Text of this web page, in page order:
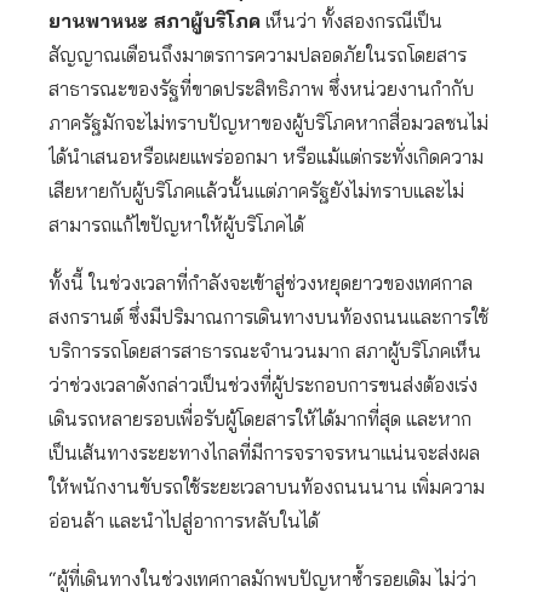
ยานพาหนะ สภาผู้บริโภค เห็นว่า ทั้งสองกรณีเป็น
สัญญาณเตือนถึงมาตรการความปลอดภัยในรถโดยสาร
สาธารณะของรัฐที่ขาดประสิทธิภาพ ซึ่งหน่วยงานกำกับ
ภาครัฐมักจะไม่ทราบปัญหาของผู้บริโภคหากสื่อมวลชนไม่
ได้นำเสนอหรือเผยแพร่ออกมา หรือแม้แต่กระทั่งเกิดความ
เสียหายกับผู้บริโภคแล้วนั้นแต่ภาครัฐยังไม่ทราบและไม่
สามารถแก้ไขปัญหาให้ผู้บริโภคได้
ทั้งนี้ ในช่วงเวลาที่กำลังจะเข้าสู่ช่วงหยุดยาวของเทศกาล
สงกรานต์ ซึ่งมีปริมาณการเดินทางบนท้องถนนและการใช้
บริการรถโดยสารสาธารณะจำนวนมาก สภาผู้บริโภคเห็น
ว่าช่วงเวลาดังกล่าวเป็นช่วงที่ผู้ประกอบการขนส่งต้องเร่ง
เดินรถหลายรอบเพื่อรับผู้โดยสารให้ได้มากที่สุด และหาก
เป็นเส้นทางระยะทางไกลที่มีการจราจรหนาแน่นจะส่งผล
ให้พนักงานขับรถใช้ระยะเวลาบนท้องถนนนาน เพิ่มความ
อ่อนล้า และนำไปสู่อาการหลับในได้
“ผู้ที่เดินทางในช่วงเทศกาลมักพบปัญหาซ้ำรอยเดิม ไม่ว่า